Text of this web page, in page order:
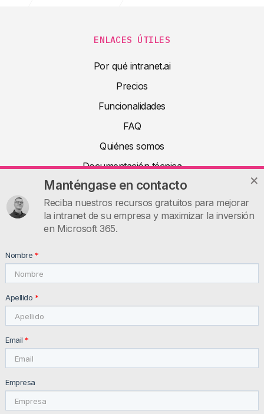
Manténgase en contacto
Reciba nuestros recursos gratuitos para mejorar
la intranet de su empresa y maximizar la inversión
en Microsoft 365.
Nombre *
Apellido *
Email *
Empresa
ENLACES ÚTILES
Por qué intranet.ai
Precios
Funcionalidades
FAQ
Quiénes somos
Documentación técnica
Artículos
Recursos útiles
Contáctenos
intranet.ai s.r.l. - Via Fabio Filzi, 5 - 20124 Milano MI - Italia
VAT: IT11172630961, Tel: +39 02 39 29 5655
© 2026 intranet.ai ™ All rights reserved